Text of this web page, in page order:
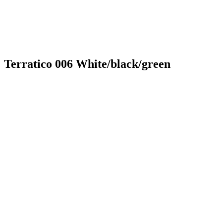
Terratico 006 White/black/green